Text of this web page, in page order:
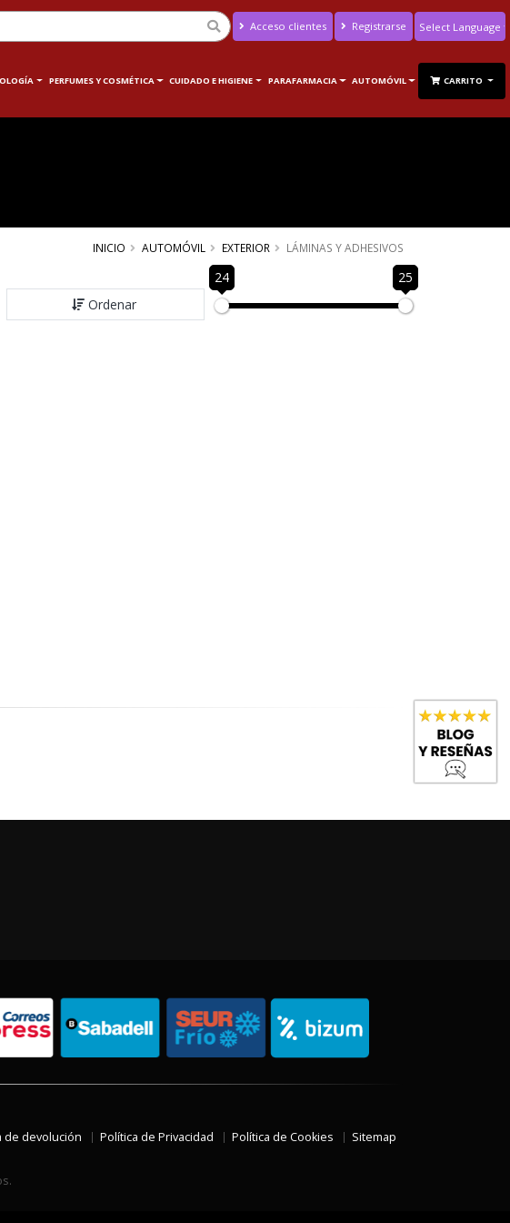
Acceso clientes Registrarse
Translate
PERFUMES Y COSMÉTICA CUIDADO E HIGIENE PARAFARMACIA AUTOMÓVIL CARRITO
INICIO AUTOMÓVIL EXTERIOR LÁMINAS Y ADHESIVOS
Ordenar
24 25
de devolución Política de Privacidad Política de Cookies Sitemap